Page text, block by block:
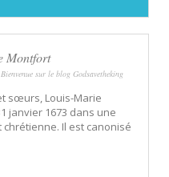
Montfort
Bienvenue sur le blog Godsavetheking
sœurs, Louis-Marie
janvier 1673 dans une
Il est canonisé